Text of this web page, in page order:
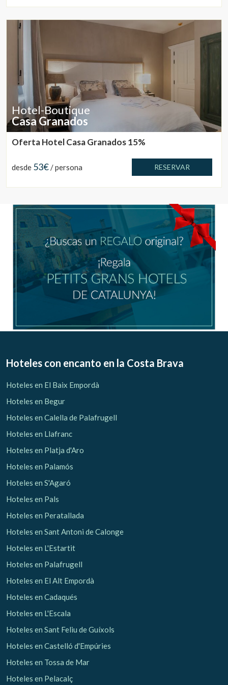
Hotel-Boutique
Casa Granados
Oferta Hotel Casa Granados 15%
desde 53€/ persona RESERVAR
Hoteles con encanto en la Costa Brava
Hoteles en El Baix Empordà
Hoteles en Begur
Hoteles en Calella de Palafrugell
Hoteles en Llafranc
Hoteles en Platja d'Aro
Hoteles en Palamós
Hoteles en S'Agaró
Hoteles en Pals
Hoteles en Peratallada
Hoteles en Sant Antoni de Calonge
Hoteles en L'Estartit
Hoteles en Palafrugell
Hoteles en El Alt Empordà
Hoteles en Cadaqués
Hoteles en L'Escala
Hoteles en Sant Feliu de Guíxols
Hoteles en Castelló d'Empúries
Hoteles en Tossa de Mar
Hoteles en Pelacalç
Estas cookies son utilizadas para almacenar información
sobre las preferencias y elecciones personales del usuario
a través de la observación continuada de sus hábitos de
navegación. Gracias a ellas, podemos conocer los hábitos
de navegación en el sitio web y mostrar publicidad
relacionada con el perfil de navegación del usuario.